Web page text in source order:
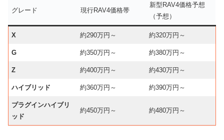
グレード 現行RAV4価格帯
新型RAV4価格予想
（予想）
X 約290万円～ 約320万円～
G 約350万円～ 約380万円～
Z 約400万円～ 約430万円～
ハイブリッド 約360万円～ 約390万円～
プラグインハイブリ
ッド
約450万円～ 約480万円～